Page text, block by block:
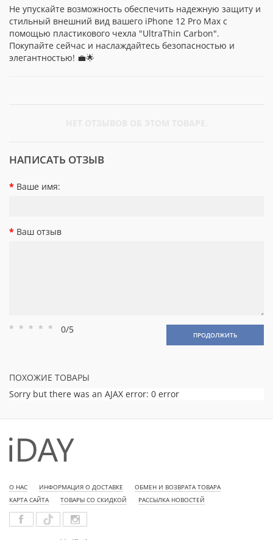
Не упускайте возможность обеспечить надежную защиту и
стильный внешний вид вашего iPhone 12 Pro Max с
помощью пластикового чехла "UltraThin Carbon".
Покупайте сейчас и наслаждайтесь безопасностью и
элегантностью! 💼🌟
НАПИСАТЬ ОТЗЫВ
Ваше имя:
Ваш отзыв
Рейтинг
Рейтинг
Рейтинг
Рейтинг
Рейтинг
0/5 ПРОДОЛЖИТЬ
ПОХОЖИЕ ТОВАРЫ
Sorry but there was an AJAX error: 0 error
О НАС ИНФОРМАЦИЯ О ДОСТАВКЕ
ОБМЕН И ВОЗВРАТА ТОВАРА
КАРТА САЙТА
ТОВАРЫ СО СКИДКОЙ РАССЫЛКА НОВОСТЕЙ